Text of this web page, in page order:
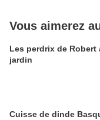
Vous aimerez
Les perdrix de Robert
jardin
Cuisse de dinde